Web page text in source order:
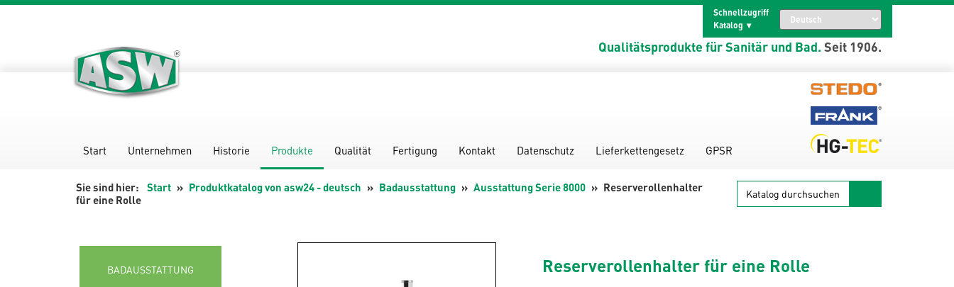
Schnellzugriff
Katalog
Qualitätsprodukte für Sanitär und Bad. Seit 1906.
Start Unternehmen Historie Produkte Qualität Fertigung Kontakt Datenschutz Lieferkettengesetz GPSR
Start Produktkatalog von asw24 - deutsch Badausstattung Ausstattung Serie 8000
Reserverollenhalter
für eine Rolle
Katalog
durchsuchen
BADAUSSTATTUNG Reserverollenhalter für eine Rolle